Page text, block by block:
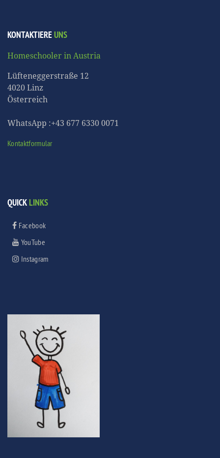
KONTAKTIEREUNS
Homeschooler in Austria
Lüfteneggerstraße 12
4020 Linz
Österreich
WhatsApp :+43 677 6330 0071
Kontaktformular
QUICKLINKS
Facebook
YouTube
Instagram